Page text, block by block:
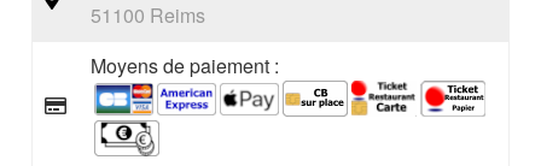
51100 Reims
Moyens de paiement :